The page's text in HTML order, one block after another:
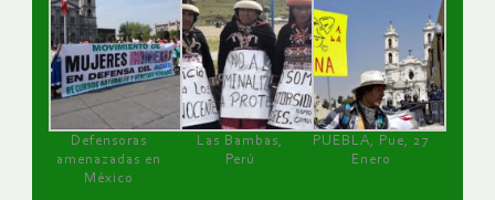
Defensoras
amenazadas en
México
Las Bambas,
Perú
PUEBLA, Pue, 27
Enero